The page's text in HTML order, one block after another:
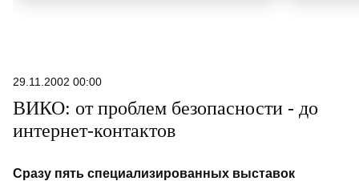
29.11.2002 00:00
ВИКО: от проблем безопасности - до
интернет-контактов
Сразу пять специализированных выставок